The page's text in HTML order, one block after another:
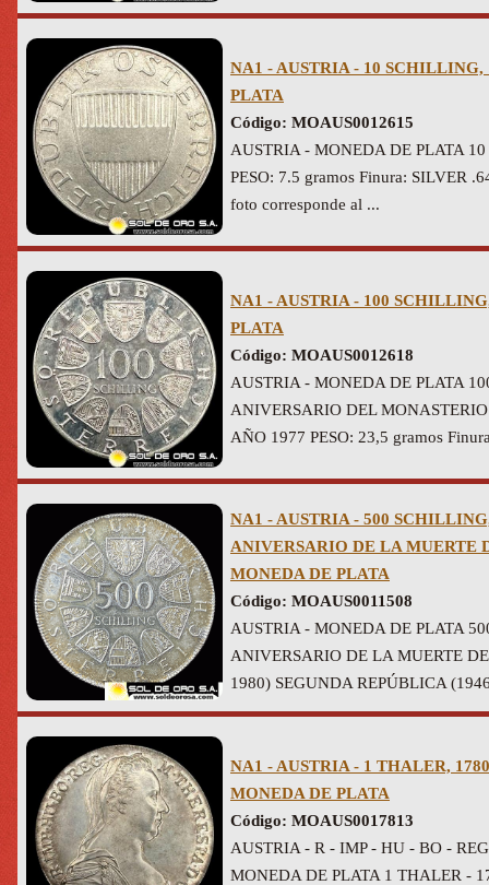
NA1 - AUSTRIA - 10 SCHILLING,
PLATA
Código: MOAUS0012615
AUSTRIA - MONEDA DE PLATA
PESO: 7.5 gramos Finura: SILVER
foto corresponde al ...
NA1 - AUSTRIA - 100
PLATA
Código: MOAUS0012618
AUSTRIA - MONEDA DE PLATA
ANIVERSARIO DEL
AÑO 1977 PESO: 23,5 gramos
NA1 - AUSTRIA - 500
ANIVERSARIO DE LA MUERTE
MONEDA DE PLATA
Código: MOAUS0011508
AUSTRIA - MONEDA DE PLATA
ANIVERSARIO DE LA MUERTE
1980) SEGUNDA REPÚBLICA
NA1 - AUSTRIA - 1 THALER,
MONEDA DE PLATA
Código: MOAUS0017813
AUSTRIA - R - IMP - HU - BO -
MONEDA DE PLATA 1 THALER -